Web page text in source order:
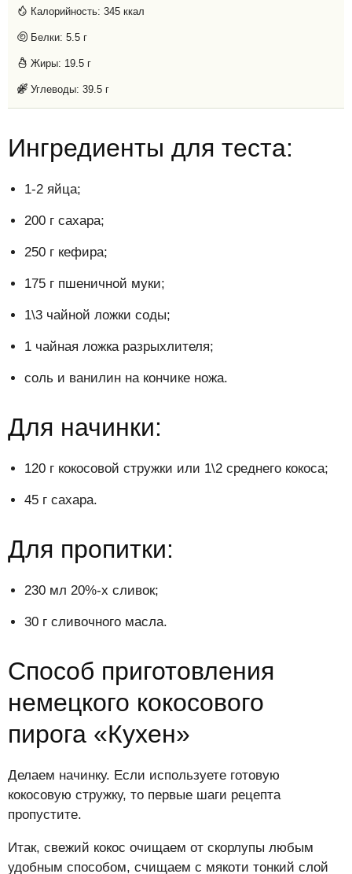
Калорийность: 345 ккал
Белки: 5.5 г
Жиры: 19.5 г
Углеводы: 39.5 г
Ингредиенты для теста:
1-2 яйца;
200 г сахара;
250 г кефира;
175 г пшеничной муки;
1\3 чайной ложки соды;
1 чайная ложка разрыхлителя;
соль и ванилин на кончике ножа.
Для начинки:
120 г кокосовой стружки или 1\2 среднего кокоса;
45 г сахара.
Для пропитки:
230 мл 20%-х сливок;
30 г сливочного масла.
Способ приготовления
немецкого кокосового
пирога «Кухен»
Делаем начинку. Если используете готовую
кокосовую стружку, то первые шаги рецепта
пропустите.
Итак, свежий кокос очищаем от скорлупы любым
удобным способом, счищаем с мякоти тонкий слой